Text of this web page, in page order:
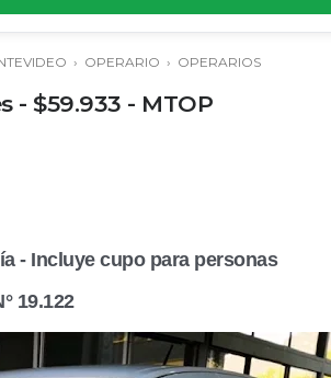
› OPERARIO › OPERARIOS
- $59.933 - MTOP
- Incluye cupo para personas
19.122